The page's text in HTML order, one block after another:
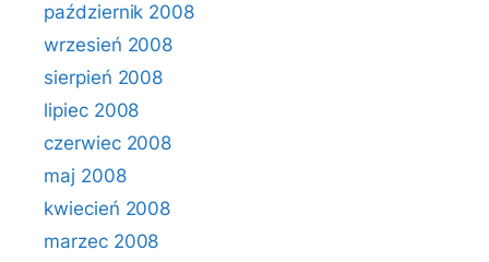
październik 2008
wrzesień 2008
sierpień 2008
lipiec 2008
czerwiec 2008
maj 2008
kwiecień 2008
marzec 2008